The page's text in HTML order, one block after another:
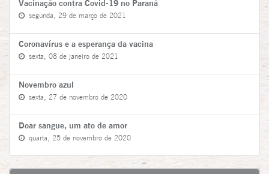
Vacinação contra Covid-19 no Paraná
segunda, 29 de março de 2021
Coronavírus e a esperança da vacina
sexta, 08 de janeiro de 2021
Novembro azul
sexta, 27 de novembro de 2020
Doar sangue, um ato de amor
quarta, 25 de novembro de 2020